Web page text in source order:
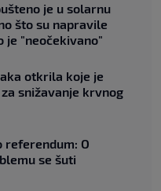
je u solarnu
što su napravile
je "neočekivano"
otkrila koje je
snižavanje krvnog
referendum: O
se šuti